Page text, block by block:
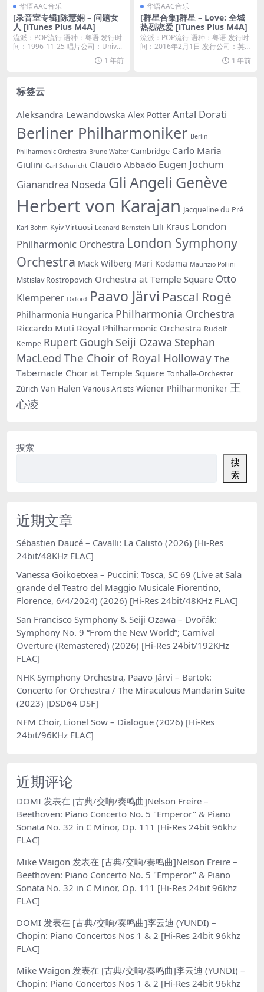
华语AAC音乐
[录音室专辑]陈慧娴 – 问题女
人 [iTunes Plus M4A]
流派：POP流行 语种：粤语 发行时
间：1996-11-25 唱片公司：Univ...
1 年前
华语AAC音乐
[群星合集]群星 – Love: 全城
热烈恋爱 [iTunes Plus M4A]
流派：POP流行 语种：粤语 发行时
间：2016年2月1日 发行公司：英
1 年前
标签云
Aleksandra Lewandowska Alex Potter Antal Dorati
Berliner Philharmoniker Berlin
Philharmonic Orchestra Bruno Walter Cambridge Carlo Maria
Giulini Carl Schuricht Claudio Abbado Eugen Jochum
Gianandrea Noseda Gli Angeli Genève
Herbert von Karajan Jacqueline du Pré
Karl Bohm Kyiv Virtuosi Leonard Bernstein Lili Kraus London
Philharmonic Orchestra London Symphony
Orchestra Mack Wilberg Mari Kodama Maurizio Pollini
Mstislav Rostropovich Orchestra at Temple Square Otto
Klemperer Oxford Paavo Järvi Pascal Rogé
Philharmonia Hungarica Philharmonia Orchestra
Riccardo Muti Royal Philharmonic Orchestra Rudolf
Kempe Rupert Gough Seiji Ozawa Stephan
MacLeod The Choir of Royal Holloway The
Tabernacle Choir at Temple Square Tonhalle-Orchester
Zürich Van Halen Various Artists Wiener Philharmoniker 王
心凌
搜索
搜
索
近期文章
Sébastien Daucé – Cavalli: La Calisto (2026) [Hi-Res
24bit/48KHz FLAC]
Vanessa Goikoetxea – Puccini: Tosca, SC 69 (Live at Sala
grande del Teatro del Maggio Musicale Fiorentino,
Florence, 6/4/2024) (2026) [Hi-Res 24bit/48KHz FLAC]
San Francisco Symphony & Seiji Ozawa – Dvořák:
Symphony No. 9 “From the New World”; Carnival
Overture (Remastered) (2026) [Hi-Res 24bit/192KHz
FLAC]
NHK Symphony Orchestra, Paavo Järvi – Bartok:
Concerto for Orchestra / The Miraculous Mandarin Suite
(2023) [DSD64 DSF]
NFM Choir, Lionel Sow – Dialogue (2026) [Hi-Res
24bit/96KHz FLAC]
近期评论
DOMI 发表在 [古典/交响/奏鸣曲]Nelson Freire –
Beethoven: Piano Concerto No. 5 "Emperor" & Piano
Sonata No. 32 in C Minor, Op. 111 [Hi-Res 24bit 96khz
FLAC]
Mike Waigon 发表在 [古典/交响/奏鸣曲]Nelson Freire –
Beethoven: Piano Concerto No. 5 "Emperor" & Piano
Sonata No. 32 in C Minor, Op. 111 [Hi-Res 24bit 96khz
FLAC]
DOMI 发表在 [古典/交响/奏鸣曲]李云迪 (YUNDI) –
Chopin: Piano Concertos Nos 1 & 2 [Hi-Res 24bit 96khz
FLAC]
Mike Waigon 发表在 [古典/交响/奏鸣曲]李云迪 (YUNDI) –
Chopin: Piano Concertos Nos 1 & 2 [Hi-Res 24bit 96khz